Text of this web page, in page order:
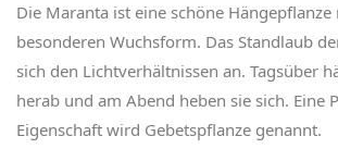
Die Maranta ist eine schöne
besonderen Wuchsform. Das Standlaub
sich den Lichtverhältnissen an. Tagsüber
herab und am Abend heben sie sich. Eine
Eigenschaft wird Gebetspflanze genannt.